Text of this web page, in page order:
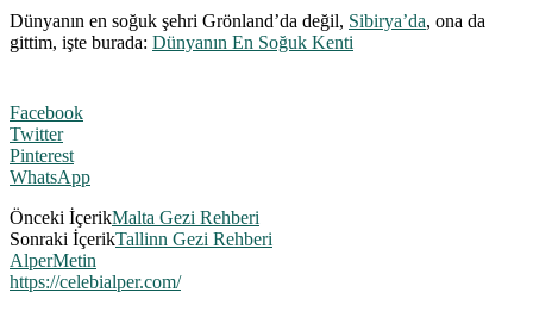
Dünyanın en soğuk şehri Grönland’da değil, Sibirya’da, ona da
gittim, işte burada: Dünyanın En Soğuk Kenti
Facebook
Twitter
Pinterest
WhatsApp
Önceki İçerikMalta Gezi Rehberi
Sonraki İçerikTallinn Gezi Rehberi
AlperMetin
https://celebialper.com/